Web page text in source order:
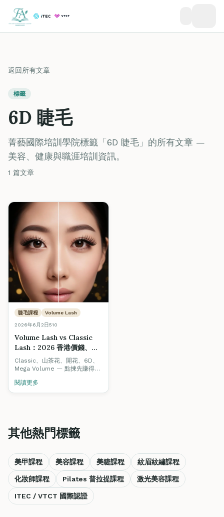
返回所有文章
標籤
6D 睫毛
菁藝國際培訓學院標籤「6D 睫毛」的所有文章 —
美容、健康與職涯培訓資訊。
1 篇文章
睫毛課程 Volume Lash
2026年6月2日510
Volume Lash vs Classic
Lash：2026 香港價錢、利
潤、技術完整對照（附升級
路徑）
Classic、山茶花、開花、6D、
Mega Volume — 點揀先賺得
照：每款客單價、單客耗時、毛
利率、回頭率、上手難度，加埋
閱讀更多
其他熱門標籤
美甲課程 美容課程 美睫課程 紋眉紋繡課程
化妝師課程 Pilates 普拉提課程 激光美容課程
ITEC / VTCT 國際認證